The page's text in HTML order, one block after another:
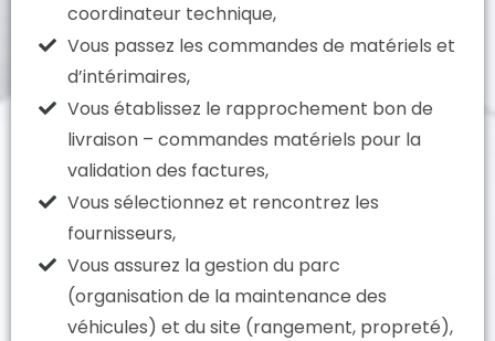
coordinateur technique,
Vous passez les commandes de matériels et
d’intérimaires,
Vous établissez le rapprochement bon de
livraison – commandes matériels pour la
validation des factures,
Vous sélectionnez et rencontrez les
fournisseurs,
Vous assurez la gestion du parc
(organisation de la maintenance des
véhicules) et du site (rangement, propreté),